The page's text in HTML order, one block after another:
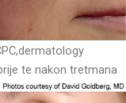
te nakon tretmana